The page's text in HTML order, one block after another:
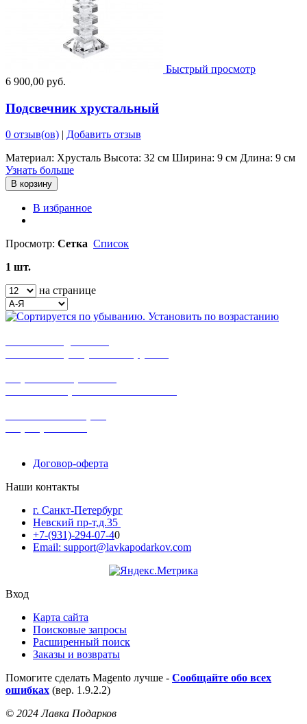
Быстрый просмотр
6 900,00 руб.
Подсвечник хрустальный
0 отзыв(ов) | Добавить отзыв
Материал: Хрусталь Высота: 32 см Ширина: 9 см Длина: 9 см
Узнать больше
В корзину
В избранное
Просмотр: Сетка Список
1 шт.
на странице
Договор-оферта
Наши контакты
г. Санкт-Петербург
Невский пр-т,д.35
+7-(931)-294-07-40
Email: support@lavkapodarkov.com
Вход
Карта сайта
Поисковые запросы
Расширенный поиск
Заказы и возвраты
Помогите сделать Magento лучше - Сообщайте обо всех
ошибках (вер. 1.9.2.2)
© 2024 Лавка Подарков